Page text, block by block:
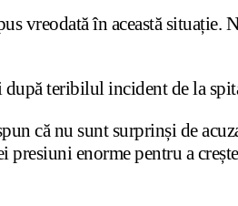
vreodată în această situație.
după teribilul incident de la
că nu sunt surprinși de
presiuni enorme pentru a